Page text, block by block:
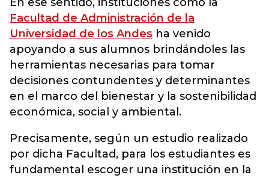
Facultad de Administración de la
Universidad de los Andes ha venido
apoyando a sus alumnos brindándoles las
herramientas necesarias para tomar
decisiones contundentes y determinantes
en el marco del bienestar y la sostenibilidad
económica, social y ambiental.
Precisamente, según un estudio realizado
por dicha Facultad, para los estudiantes es
fundamental escoger una institución en la